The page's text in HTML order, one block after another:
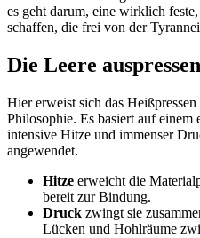
es geht darum, eine wirklich
schaffen, die frei von der
Die Leere auspressen
Hier erweist sich das
Philosophie. Es basiert auf einem
intensive Hitze und immenser
angewendet.
Hitze erweicht die
bereit zur Bindung.
Druck zwingt sie
Lücken und Hohlräume